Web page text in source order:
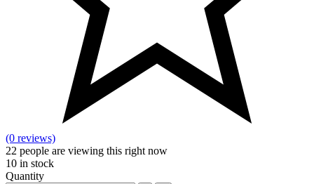
(0 reviews)
22 people are viewing this right now
10 in stock
Quantity